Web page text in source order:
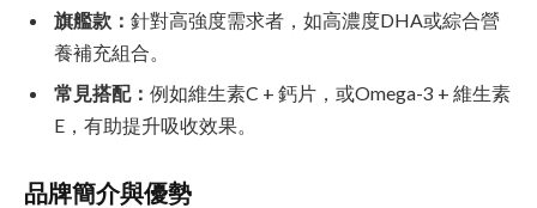
旗艦款： 針對高強度需求者，如高濃度DHA或綜合營
養補充組合。
常見搭配： 例如維生素C + 鈣片，或Omega-3 + 維生素
E，有助提升吸收效果。
品牌簡介與優勢